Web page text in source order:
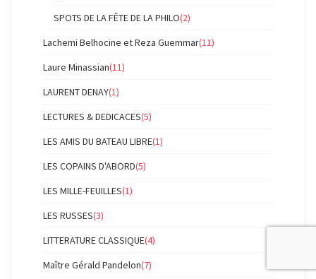
SPOTS DE LA FÊTE DE LA PHILO(2)
Lachemi Belhocine et Reza Guemmar(11)
Laure Minassian(11)
LAURENT DENAY(1)
LECTURES & DEDICACES(5)
LES AMIS DU BATEAU LIBRE(1)
LES COPAINS D'ABORD(5)
LES MILLE-FEUILLES(1)
LES RUSSES(3)
LITTERATURE CLASSIQUE(4)
Maître Gérald Pandelon(7)